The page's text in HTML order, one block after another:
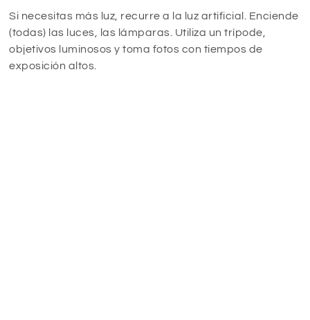
Si necesitas más luz, recurre a la luz artificial. Enciende
(todas) las luces, las lámparas. Utiliza un trípode,
objetivos luminosos y toma fotos con tiempos de
exposición altos.